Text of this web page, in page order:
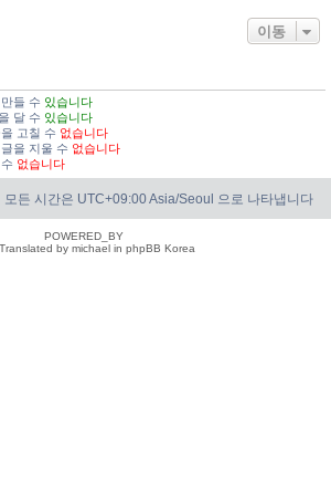
이동
들 수 있습니다
달 수 있습니다
고칠 수 없습니다
을 지울 수 없습니다
없습니다
모든 시간은 UTC+09:00 Asia/Seoul 으로 나타냅니다
POWERED_BY
by michael in phpBB Korea